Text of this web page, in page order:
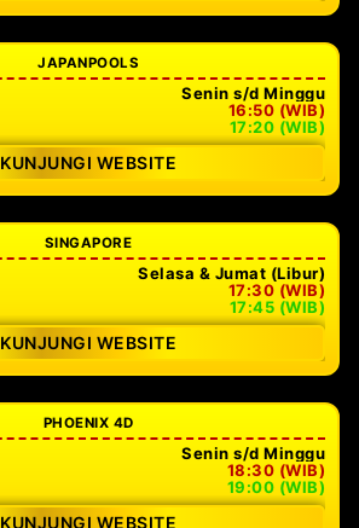
JAPANPOOLS
Senin s/d Minggu
16:50 (WIB)
17:20 (WIB)
KUNJUNGI WEBSITE
SINGAPORE
Selasa & Jumat (Libur)
17:30 (WIB)
17:45 (WIB)
KUNJUNGI WEBSITE
PHOENIX 4D
Senin s/d Minggu
18:30 (WIB)
19:00 (WIB)
KUNJUNGI WEBSITE